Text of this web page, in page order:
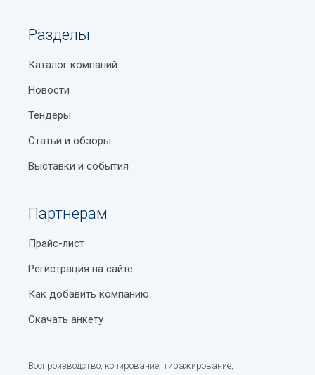
Разделы
Каталог компаний
Новости
Тендеры
Статьи и обзоры
Выставки и события
Партнерам
Прайс-лист
Регистрация на сайте
Как добавить компанию
Скачать анкету
Воспроизводство, копирование, тиражирование,